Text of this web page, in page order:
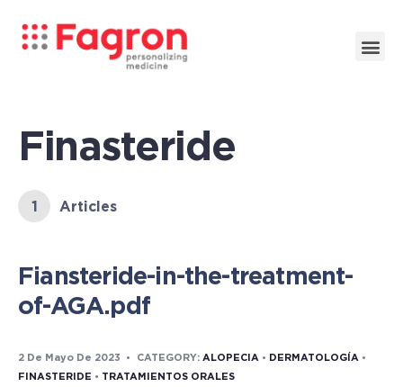
Finasteride
1 Articles
Fiansteride-in-the-treatment-
of-AGA.pdf
2 De Mayo De 2023 • CATEGORY: ALOPECIA • DERMATOLOGÍA •
FINASTERIDE • TRATAMIENTOS ORALES